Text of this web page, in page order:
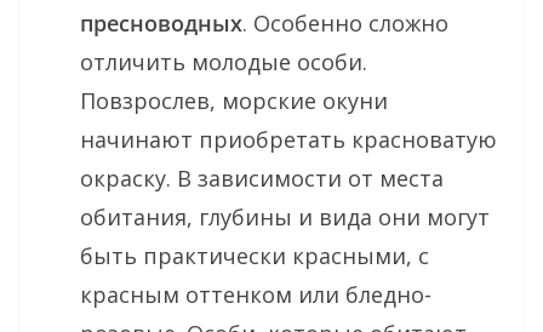
пресноводных. Особенно сложно
отличить молодые особи.
Повзрослев, морские окуни
начинают приобретать красноватую
окраску. В зависимости от места
обитания, глубины и вида они могут
быть практически красными, с
красным оттенком или бледно-